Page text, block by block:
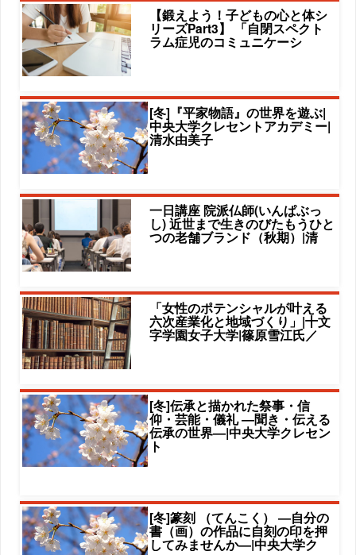
【鍛えよう！子どもの心と体シ
リーズPart3】 「自閉スペクト
ラム症児のコミュニケーシ
[冬]『平家物語』の世界を遊ぶ|
中央大学クレセントアカデミー|
清水由美子
一日講座 院派仏師(いんぱぶっ
し) 近世まで生きのびたもうひと
つの老舗ブランド（秋期）|清
「女性のポテンシャルが叶える
六次産業化と地域づくり」|十文
字学園女子大学|篠原雪江氏／
[冬]伝承と描かれた祭事・信
仰・芸能・儀礼 ―聞き・伝える
伝承の世界―|中央大学クレセン
ト
[冬]篆刻 （てんこく） ―自分の
書（画）の作品に自刻の印を押
してみませんか―|中央大学ク